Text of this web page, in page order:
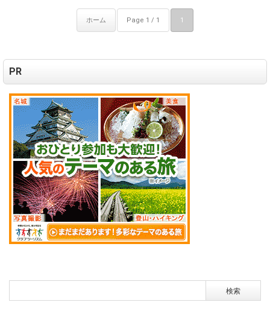
ホーム Page 1 / 1 1
PR